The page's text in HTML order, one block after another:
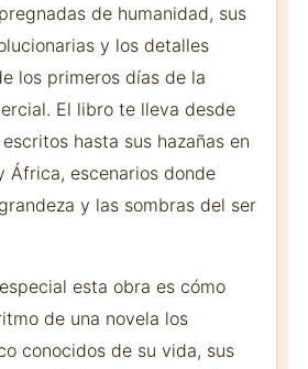
de humanidad, sus
y los detalles
los primeros días de la
El libro te lleva desde
hasta sus hazañas en
África, escenarios donde
y las sombras del ser
esta obra es cómo
de una novela los
conocidos de su vida, sus